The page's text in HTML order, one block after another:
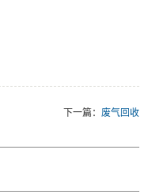
下一篇： 废气回收